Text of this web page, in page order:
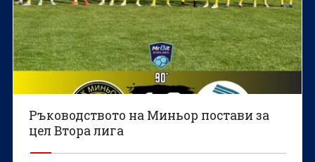
Ръководството на Миньор постави за
цел Втора лига